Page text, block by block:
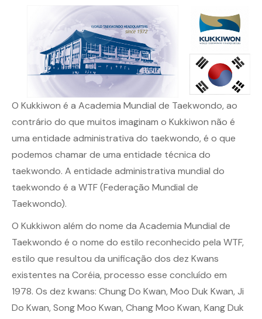
O Kukkiwon é a Academia Mundial de Taekwondo, ao
contrário do que muitos imaginam o Kukkiwon não é
uma entidade administrativa do taekwondo, é o que
podemos chamar de uma entidade técnica do
taekwondo. A entidade administrativa mundial do
taekwondo é a WTF (Federação Mundial de
Taekwondo).
O Kukkiwon além do nome da Academia Mundial de
Taekwondo é o nome do estilo reconhecido pela WTF,
estilo que resultou da unificação dos dez Kwans
existentes na Coréia, processo esse concluído em
1978. Os dez kwans: Chung Do Kwan, Moo Duk Kwan, Ji
Do Kwan, Song Moo Kwan, Chang Moo Kwan, Kang Duk